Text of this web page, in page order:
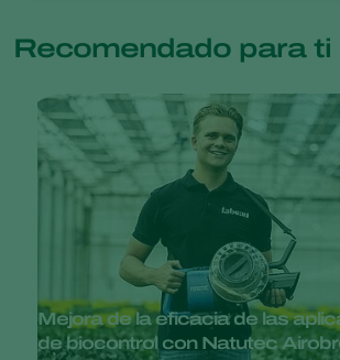
Recomendado para ti
Mejora de la eficacia de las
de biocontrol con Natutec